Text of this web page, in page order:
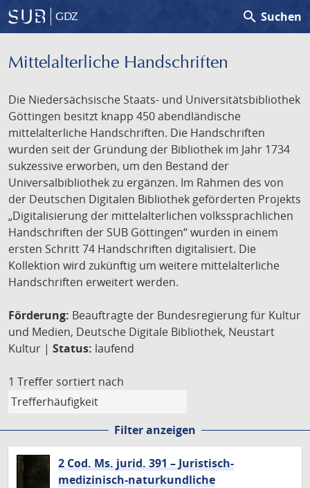
GDZ search Suchen
Mittelalterliche Handschriften
Die Niedersächsische Staats- und Universitätsbibliothek
Göttingen besitzt knapp 450 abendländische
mittelalterliche Handschriften. Die Handschriften
wurden seit der Gründung der Bibliothek im Jahr 1734
sukzessive erworben, um den Bestand der
Universalbibliothek zu ergänzen. Im Rahmen des von
der Deutschen Digitalen Bibliothek geförderten Projekts
„Digitalisierung der mittelalterlichen volkssprachlichen
Handschriften der SUB Göttingen“ wurden in einem
ersten Schritt 74 Handschriften digitalisiert. Die
Kollektion wird zukünftig um weitere mittelalterliche
Handschriften erweitert werden.
Förderung: Beauftragte der Bundesregierung für Kultur
und Medien, Deutsche Digitale Bibliothek, Neustart
Kultur | Status: laufend
1 Treffer sortiert nach
Filter anzeigen
2 Cod. Ms. jurid. 391 – Juristisch-
medizinisch-naturkundliche